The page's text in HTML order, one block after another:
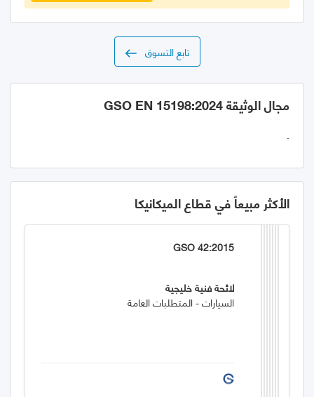
تابع التسوق
مجال الوثيقة GSO EN 15198:2024
.
الأكثر مبيعاً في قطاع الميكانيكا
GSO 42:2015
لائحة فنية خليجية
السيارات - المتطلبات العامة